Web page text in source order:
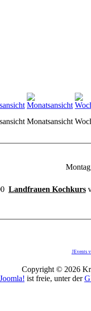
Monatsansicht
Landfrauen Kochkurs
JEvents
Copyright © 2026
Joomla! ist freie, unter der